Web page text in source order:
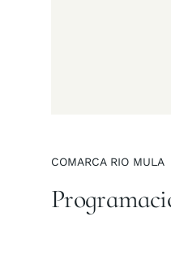
COMARCA RIO MULA